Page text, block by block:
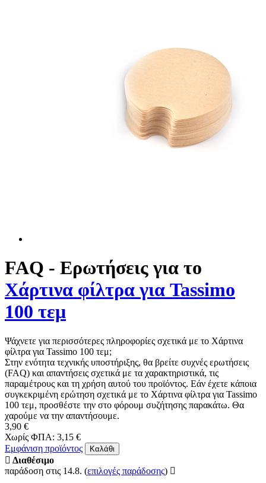
FAQ - Ερωτήσεις για το
Χάρτινα φίλτρα για Tassimo
100 τεμ
Ψάχνετε για περισσότερες πληροφορίες σχετικά με το Χάρτινα
φίλτρα για Tassimo 100 τεμ;
Στην ενότητα τεχνικής υποστήριξης, θα βρείτε συχνές ερωτήσεις
(FAQ) και απαντήσεις σχετικά με τα χαρακτηριστικά, τις
παραμέτρους και τη χρήση αυτού του προϊόντος. Εάν έχετε κάποια
συγκεκριμένη ερώτηση σχετικά με το Χάρτινα φίλτρα για Tassimo
100 τεμ, προσθέστε την στο φόρουμ συζήτησης παρακάτω. Θα
χαρούμε να την απαντήσουμε.
3,90 €
Χωρίς ΦΠΑ: 3,15 €
Εμφάνιση προϊόντος
Καλάθι
Διαθέσιμο
παράδοση στις 14.8. (επιλογές παράδοσης)